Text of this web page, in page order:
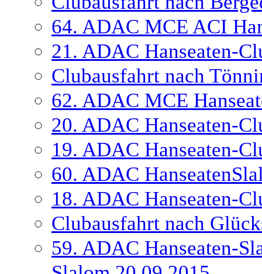
64. ADAC MCE ACI
21. ADAC Hanseaten-
Clubausfahrt nach
62. ADAC MCE
20. ADAC Hanseaten-
19. ADAC Hanseaten-
60. ADAC
18. ADAC Hanseaten-
Clubausfahrt nach
59. ADAC Hanseaten-